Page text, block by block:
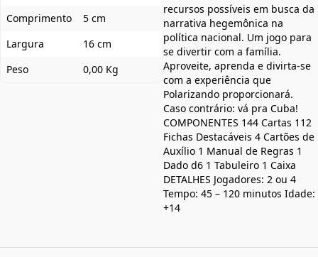
Comprimento
5 cm
Largura
16 cm
Peso
0,00 Kg
recursos possíveis em busca da
narrativa hegemônica na
política nacional. Um jogo para
se divertir com a família.
Aproveite, aprenda e divirta-se
com a experiência que
Polarizando proporcionará.
Caso contrário: vá pra Cuba!
COMPONENTES 144 Cartas 112
Fichas Destacáveis 4 Cartões de
Auxílio 1 Manual de Regras 1
Dado d6 1 Tabuleiro 1 Caixa
DETALHES Jogadores: 2 ou 4
Tempo: 45 – 120 minutos Idade:
+14